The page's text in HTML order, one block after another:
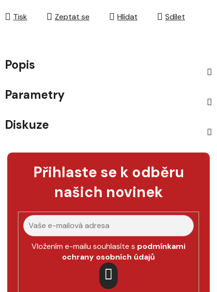
Tisk Zeptat se Hlídat Sdílet
Popis
Parametry
Diskuze
Přihlaste se k odběru
našich novinek
Vložením e-mailu souhlasíte s podmínkami
ochrany osobních údajů